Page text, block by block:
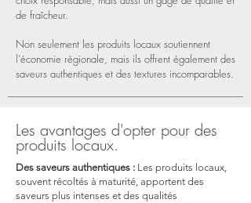
de fraîcheur.
Non seulement les produits locaux soutiennent
l'économie régionale, mais ils offrent également des
saveurs authentiques et des textures incomparables.
Les avantages d'opter pour des
produits locaux.
Des saveurs authentiques : Les produits locaux,
souvent récoltés à maturité, apportent des
saveurs plus intenses et des qualités